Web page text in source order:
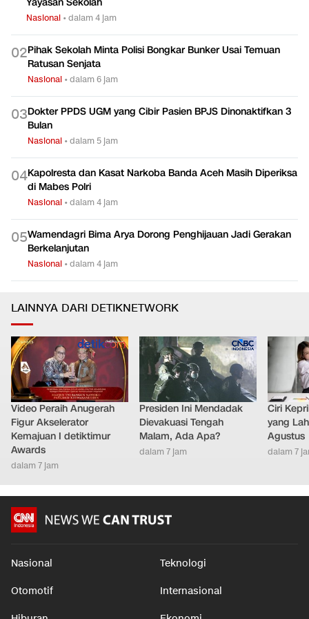
Nasional •dalam 4 jam
02Pihak Sekolah Minta Polisi Bongkar Bunker Usai Temuan
Ratusan Senjata
Nasional •dalam 6 jam
03Dokter PPDS UGM yang Cibir Pasien BPJS Dinonaktifkan 3
Bulan
Nasional •dalam 5 jam
04Kapolresta dan Kasat Narkoba Banda Aceh Masih Diperiksa
di Mabes Polri
Nasional •dalam 4 jam
05Wamendagri Bima Arya Dorong Penghijauan Jadi Gerakan
Berkelanjutan
Nasional •dalam 4 jam
LAINNYA DARI DETIKNETWORK
Video Peraih Anugerah
Figur Akselerator
Kemajuan I detiktimur
Awards
dalam 7 jam
Presiden Ini Mendadak
Dievakuasi Tengah
Malam, Ada Apa?
dalam 7 jam
Ciri
yang
Agustus
dalam 7
Nasional Teknologi
Otomotif Internasional